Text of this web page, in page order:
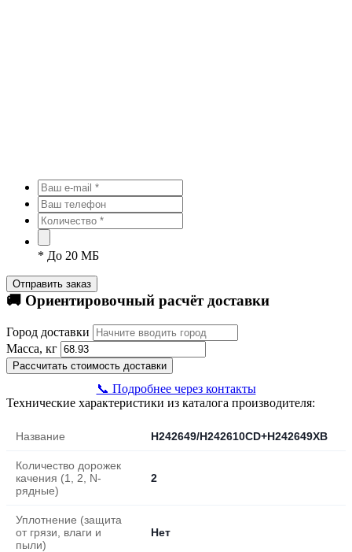
* До 20 МБ
Отправить заказ
🚚 Ориентировочный расчёт доставки
Город доставки
Масса, кг
Рассчитать стоимость доставки
📞 Подробнее через контакты
Технические характеристики из каталога производителя:
Название H242649/H242610CD+H242649XB
Количество дорожек
качения (1, 2, N-
рядные)
2
Уплотнение (защита
от грязи, влаги и
пыли)
Нет